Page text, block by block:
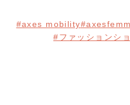
#axes mobility
#ファッションシ